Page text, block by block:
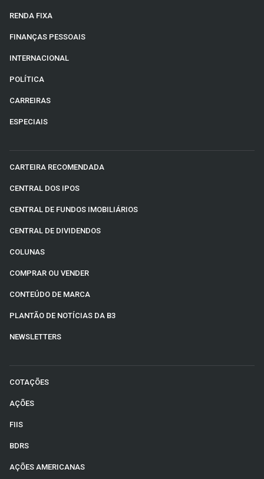
RENDA FIXA
FINANÇAS PESSOAIS
INTERNACIONAL
POLÍTICA
CARREIRAS
ESPECIAIS
CARTEIRA RECOMENDADA
CENTRAL DOS IPOS
CENTRAL DE FUNDOS IMOBILIÁRIOS
CENTRAL DE DIVIDENDOS
COLUNAS
COMPRAR OU VENDER
CONTEÚDO DE MARCA
PLANTÃO DE NOTÍCIAS DA B3
NEWSLETTERS
COTAÇÕES
AÇÕES
FIIS
BDRS
AÇÕES AMERICANAS